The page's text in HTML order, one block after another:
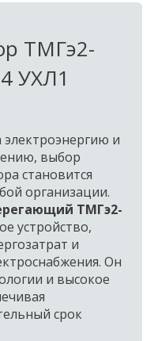
ТМГэ2-
УХЛ1
электроэнергию и
выбор
становится
ТМГэ2-
устройство,
и
Он
и высокое
срок